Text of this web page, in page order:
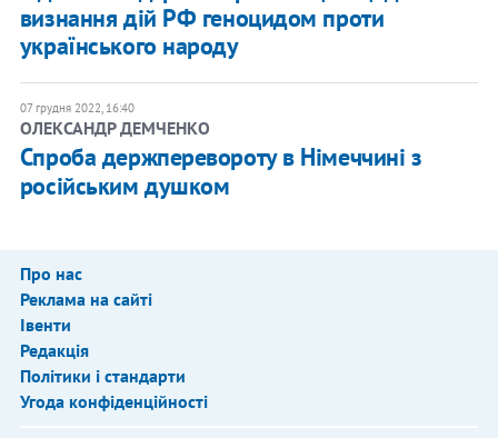
визнання дій РФ геноцидом проти
українського народу
07 грудня 2022, 16:40
ОЛЕКСАНДР ДЕМЧЕНКО
Спроба держперевороту в Німеччині з
російським душком
Про нас
Реклама на сайті
Івенти
Редакція
Політики і стандарти
Угода конфіденційності